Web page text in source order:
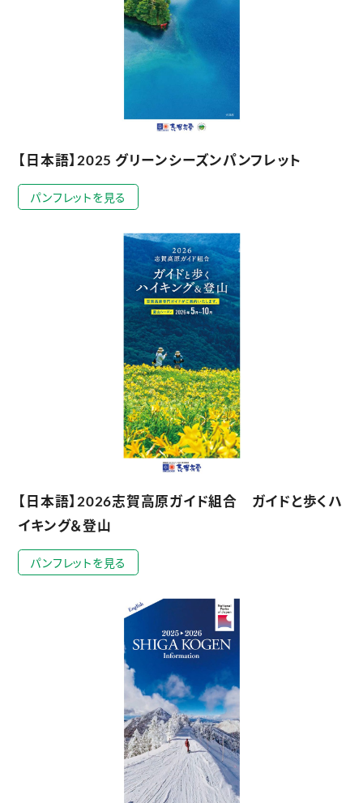
【日本語】2025 グリーンシーズンパンフレット
パンフレットを見る
【日本語】2026志賀高原ガイド組合 ガイドと歩くハ
イキング＆登山
パンフレットを見る